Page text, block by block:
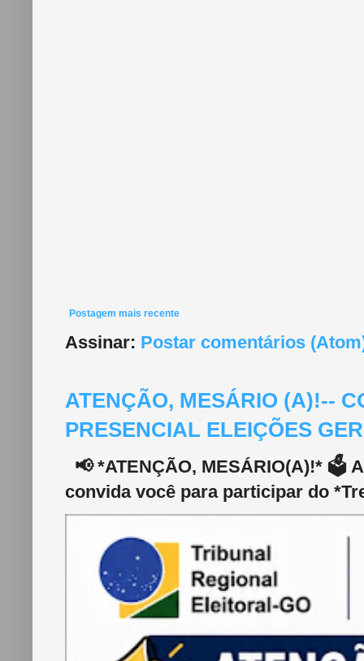
Postagem mais recente
Assinar: Postar comentários
ATENÇÃO, MESÁRIO (A)!--
PRESENCIAL ELEIÇÕES
📢 *ATENÇÃO, MESÁRIO(A)!* 🗳️
convida você para participar do